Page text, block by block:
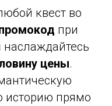
квест во
при
цены.
историю прямо